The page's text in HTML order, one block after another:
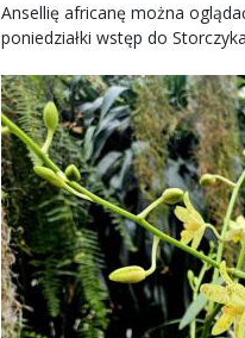
Ansellię africanę można
poniedziałki wstęp do